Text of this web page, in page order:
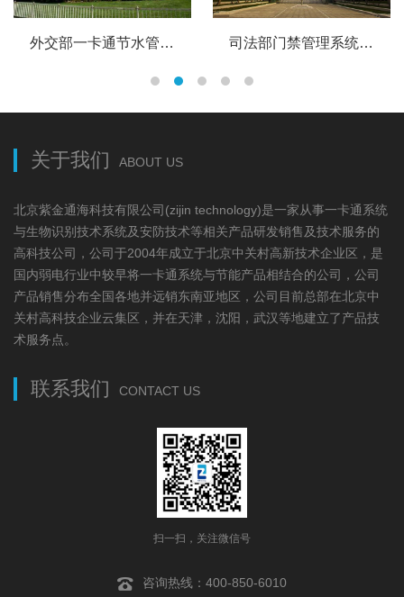
外交部一卡通节水管理系统 司法部门禁管理系统 员工卡管理系统
关于我们 ABOUT US
北京紫金通海科技有限公司(zijin technology)是一家从事一卡通系统
与生物识别技术系统及安防技术等相关产品研发销售及技术服务的
高科技公司，公司于2004年成立于北京中关村高新技术企业区，是
国内弱电行业中较早将一卡通系统与节能产品相结合的公司，公司
产品销售分布全国各地并远销东南亚地区，公司目前总部在北京中
关村高科技企业云集区，并在天津，沈阳，武汉等地建立了产品技
术服务点。
联系我们 CONTACT US
扫一扫，关注微信号
咨询热线：400-850-6010